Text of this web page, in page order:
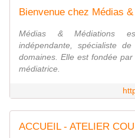
Bienvenue chez Médias
Médias & Médiations
indépendante, spécialiste
domaines. Elle est fondée
médiatrice.
ACCUEIL - ATELIER